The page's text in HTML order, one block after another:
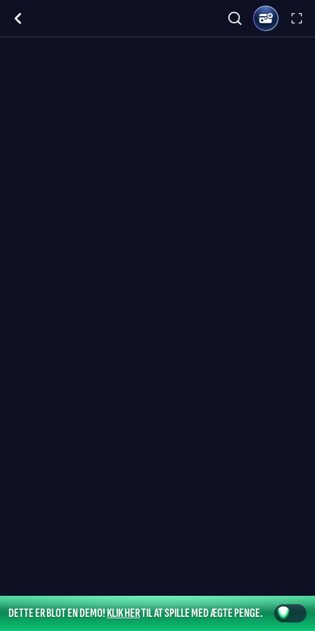
DETTE ER BLOT EN DEMO!KLIK HERTIL AT SPILLE MED ÆGTE PENGE.